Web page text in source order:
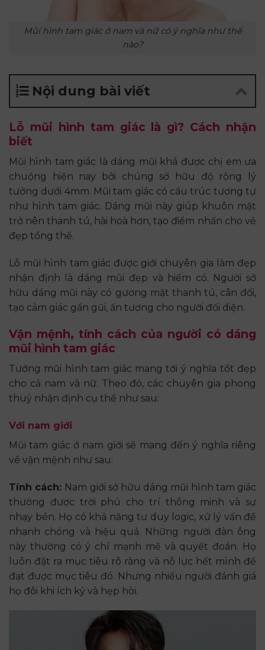
Mũi hình tam giác ở nam và nữ có ý nghĩa như thế
nào?
Nội dung bài viết
Lỗ mũi hình tam giác là gì? Cách nhận
biết
Mũi hình tam giác là dáng mũi khá được chị em ưa
chuộng hiện nay bởi chúng sở hữu độ rộng lý
tưởng dưới 4mm. Mũi tam giác có cấu trúc tương tự
như hình tam giác. Dáng mũi này giúp khuôn mặt
trở nên thanh tú, hài hoà hơn, tạo điểm nhấn cho vẻ
đẹp tổng thể.
Lỗ mũi hình tam giác được giới chuyên gia làm đẹp
nhận định là dáng mũi đẹp và hiếm có. Người sở
hữu dáng mũi này có gương mặt thanh tú, cân đối,
tạo cảm giác gần gũi, ấn tượng cho người đối diện.
Vận mệnh, tính cách của người có dáng
mũi hình tam giác
Tướng mũi hình tam giác mang tới ý nghĩa tốt đẹp
cho cả nam và nữ. Theo đó, các chuyên gia phong
thuỷ nhận định cụ thể như sau:
Với nam giới
Mũi tam giác ở nam giới sẽ mang đến ý nghĩa riêng
về vận mệnh như sau:
Tính cách: Nam giới sở hữu dáng mũi hình tam giác
thường được trời phú cho trí thông minh và sự
nhạy bén. Họ có khả năng tư duy logic, xử lý vấn đề
nhanh chóng và hiệu quả. Những người đàn ông
này thường có ý chí mạnh mẽ và quyết đoán. Họ
luôn đặt ra mục tiêu rõ ràng và nỗ lực hết mình để
đạt được mục tiêu đó. Nhưng nhiều người đánh giá
họ đôi khi ích kỷ và hẹp hòi.